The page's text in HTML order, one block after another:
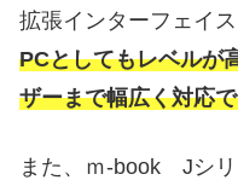
拡張インターフェイス
PCとしてもレベルが
ザーまで幅広く対応
また、ｍ-book Jシ